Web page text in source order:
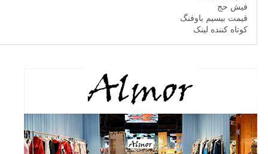
فیش حج
قیمت بیسیم باوفنگ
کوتاه کننده لینک